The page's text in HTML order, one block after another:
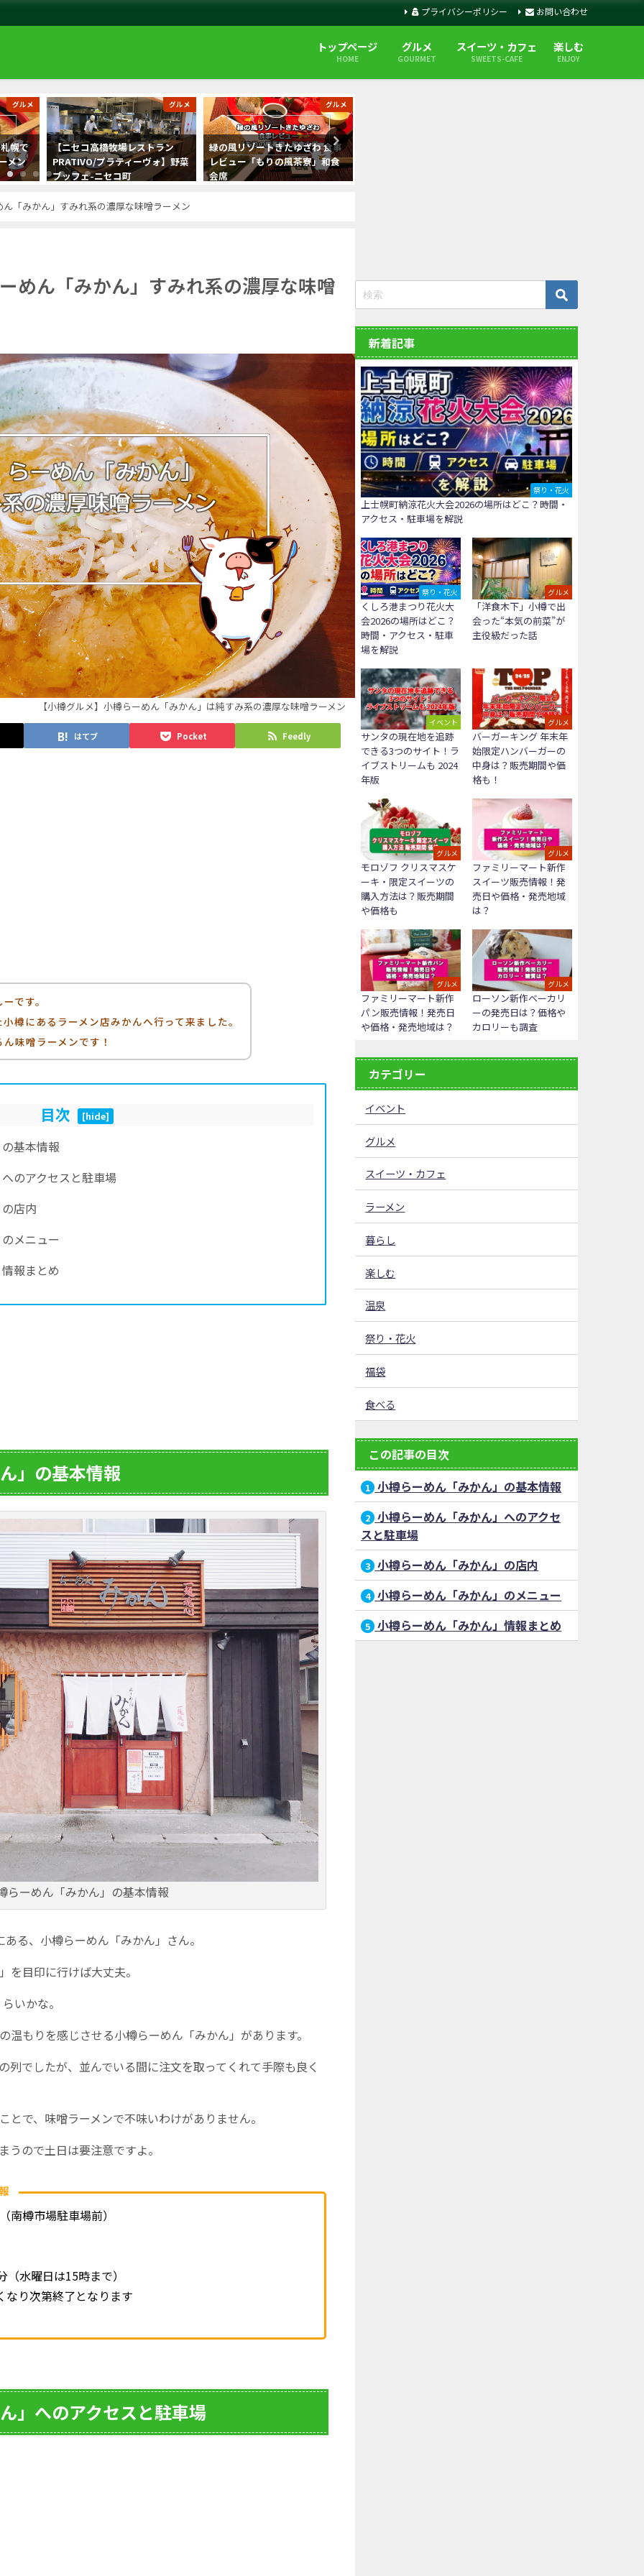
プライバシーポリシー お問い合わせ
トップページ
HOME
グルメ
GOURMET
スイーツ・カフェ
SWEETS-CAFE
楽しむ
ENJOY
グルメ
幌で
メン
グルメ
【ニセコ高橋牧場レストラン
PRATIVO/プラティーヴォ】野菜
ブッフェ-ニセコ町
グルメ
緑の風リゾートきたゆざわ 食事
レビュー「もりの風茶寮」和食
会席
「みかん」すみれ系の濃厚な味噌ラーメン
めん「みかん」すみれ系の濃厚な味噌
【小樽グルメ】小樽らーめん「みかん」は純すみ系の濃厚な味噌ラーメン
はてブ Pocket Feedly
です。
樽にあるラーメン店みかんへ行って来ました。
味噌ラーメンです！
目次 [hide]
基本情報
のアクセスと駐車場
店内
メニュー
報まとめ
」の基本情報
らーめん「みかん」の基本情報
る、小樽らーめん「みかん」さん。
を目印に行けば大丈夫。
いかな。
温もりを感じさせる小樽らーめん「みかん」があります。
列でしたが、並んでいる間に注文を取ってくれて手際も良く
で、味噌ラーメンで不味いわけがありません。
うので土日は要注意ですよ。
南樽市場駐車場前）
水曜日は15時まで）
終了となります
」へのアクセスと駐車場
新着記事
祭り・花火
上士幌町納涼花火大会2026の場所はどこ？時間・
アクセス・駐車場を解説
祭り・花火
くしろ港まつり花火大
会2026の場所はどこ？
時間・アクセス・駐車
場を解説
グルメ
「洋食木下」小樽で出
会った“本気の前菜”が
主役級だった話
イベント
サンタの現在地を追跡
できる3つのサイト！ラ
イブストリームも 2024
年版
グルメ
バーガーキング 年末年
始限定ハンバーガーの
中身は？販売期間や価
格も！
グルメ
モロゾフ クリスマスケ
ーキ・限定スイーツの
購入方法は？販売期間
や価格も
グルメ
ファミリーマート新作
スイーツ販売情報！発
売日や価格・発売地域
は？
グルメ
ファミリーマート新作
パン販売情報！発売日
や価格・発売地域は？
グルメ
ローソン新作ベーカリ
ーの発売日は？価格や
カロリーも調査
カテゴリー
イベント
グルメ
スイーツ・カフェ
ラーメン
暮らし
楽しむ
温泉
祭り・花火
福袋
食べる
この記事の目次
1 小樽らーめん「みかん」の基本情報
2 小樽らーめん「みかん」へのアクセ
スと駐車場
3 小樽らーめん「みかん」の店内
4 小樽らーめん「みかん」のメニュー
5 小樽らーめん「みかん」情報まとめ